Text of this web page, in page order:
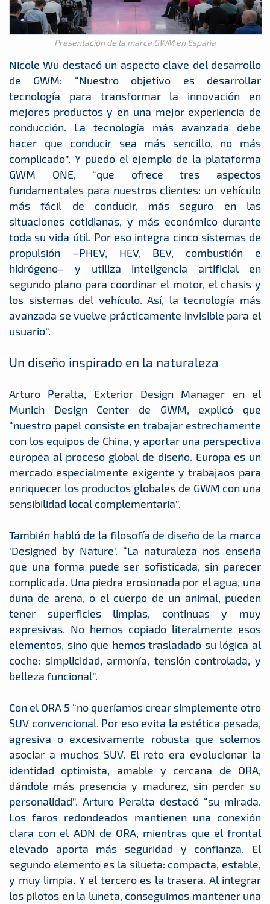
Presentación de la marca GWM en España
Nicole Wu destacó un aspecto clave del desarrollo
de GWM: “Nuestro objetivo es desarrollar
tecnología para transformar la innovación en
mejores productos y en una mejor experiencia de
conducción. La tecnología más avanzada debe
hacer que conducir sea más sencillo, no más
complicado”. Y puedo el ejemplo de la plataforma
GWM ONE, “que ofrece tres aspectos
fundamentales para nuestros clientes: un vehículo
más fácil de conducir, más seguro en las
situaciones cotidianas, y más económico durante
toda su vida útil. Por eso integra cinco sistemas de
propulsión –PHEV, HEV, BEV, combustión e
hidrógeno– y utiliza inteligencia artificial en
segundo plano para coordinar el motor, el chasis y
los sistemas del vehículo. Así, la tecnología más
avanzada se vuelve prácticamente invisible para el
usuario”.
Un diseño inspirado en la naturaleza
Arturo Peralta, Exterior Design Manager en el
Munich Design Center de GWM, explicó que
“nuestro papel consiste en trabajar estrechamente
con los equipos de China, y aportar una perspectiva
europea al proceso global de diseño. Europa es un
mercado especialmente exigente y trabajaos para
enriquecer los productos globales de GWM con una
sensibilidad local complementaria”.
También habló de la filosofía de diseño de la marca
'Designed by Nature'. “La naturaleza nos enseña
que una forma puede ser sofisticada, sin parecer
complicada. Una piedra erosionada por el agua, una
duna de arena, o el cuerpo de un animal, pueden
tener superficies limpias, continuas y muy
expresivas. No hemos copiado literalmente esos
elementos, sino que hemos trasladado su lógica al
coche: simplicidad, armonía, tensión controlada, y
belleza funcional”.
Con el ORA 5 “no queríamos crear simplemente otro
SUV convencional. Por eso evita la estética pesada,
agresiva o excesivamente robusta que solemos
asociar a muchos SUV. El reto era evolucionar la
identidad optimista, amable y cercana de ORA,
dándole más presencia y madurez, sin perder su
personalidad”. Arturo Peralta destacó “su mirada.
Los faros redondeados mantienen una conexión
clara con el ADN de ORA, mientras que el frontal
elevado aporta más seguridad y confianza. El
segundo elemento es la silueta: compacta, estable,
y muy limpia. Y el tercero es la trasera. Al integrar
los pilotos en la luneta, conseguimos mantener una